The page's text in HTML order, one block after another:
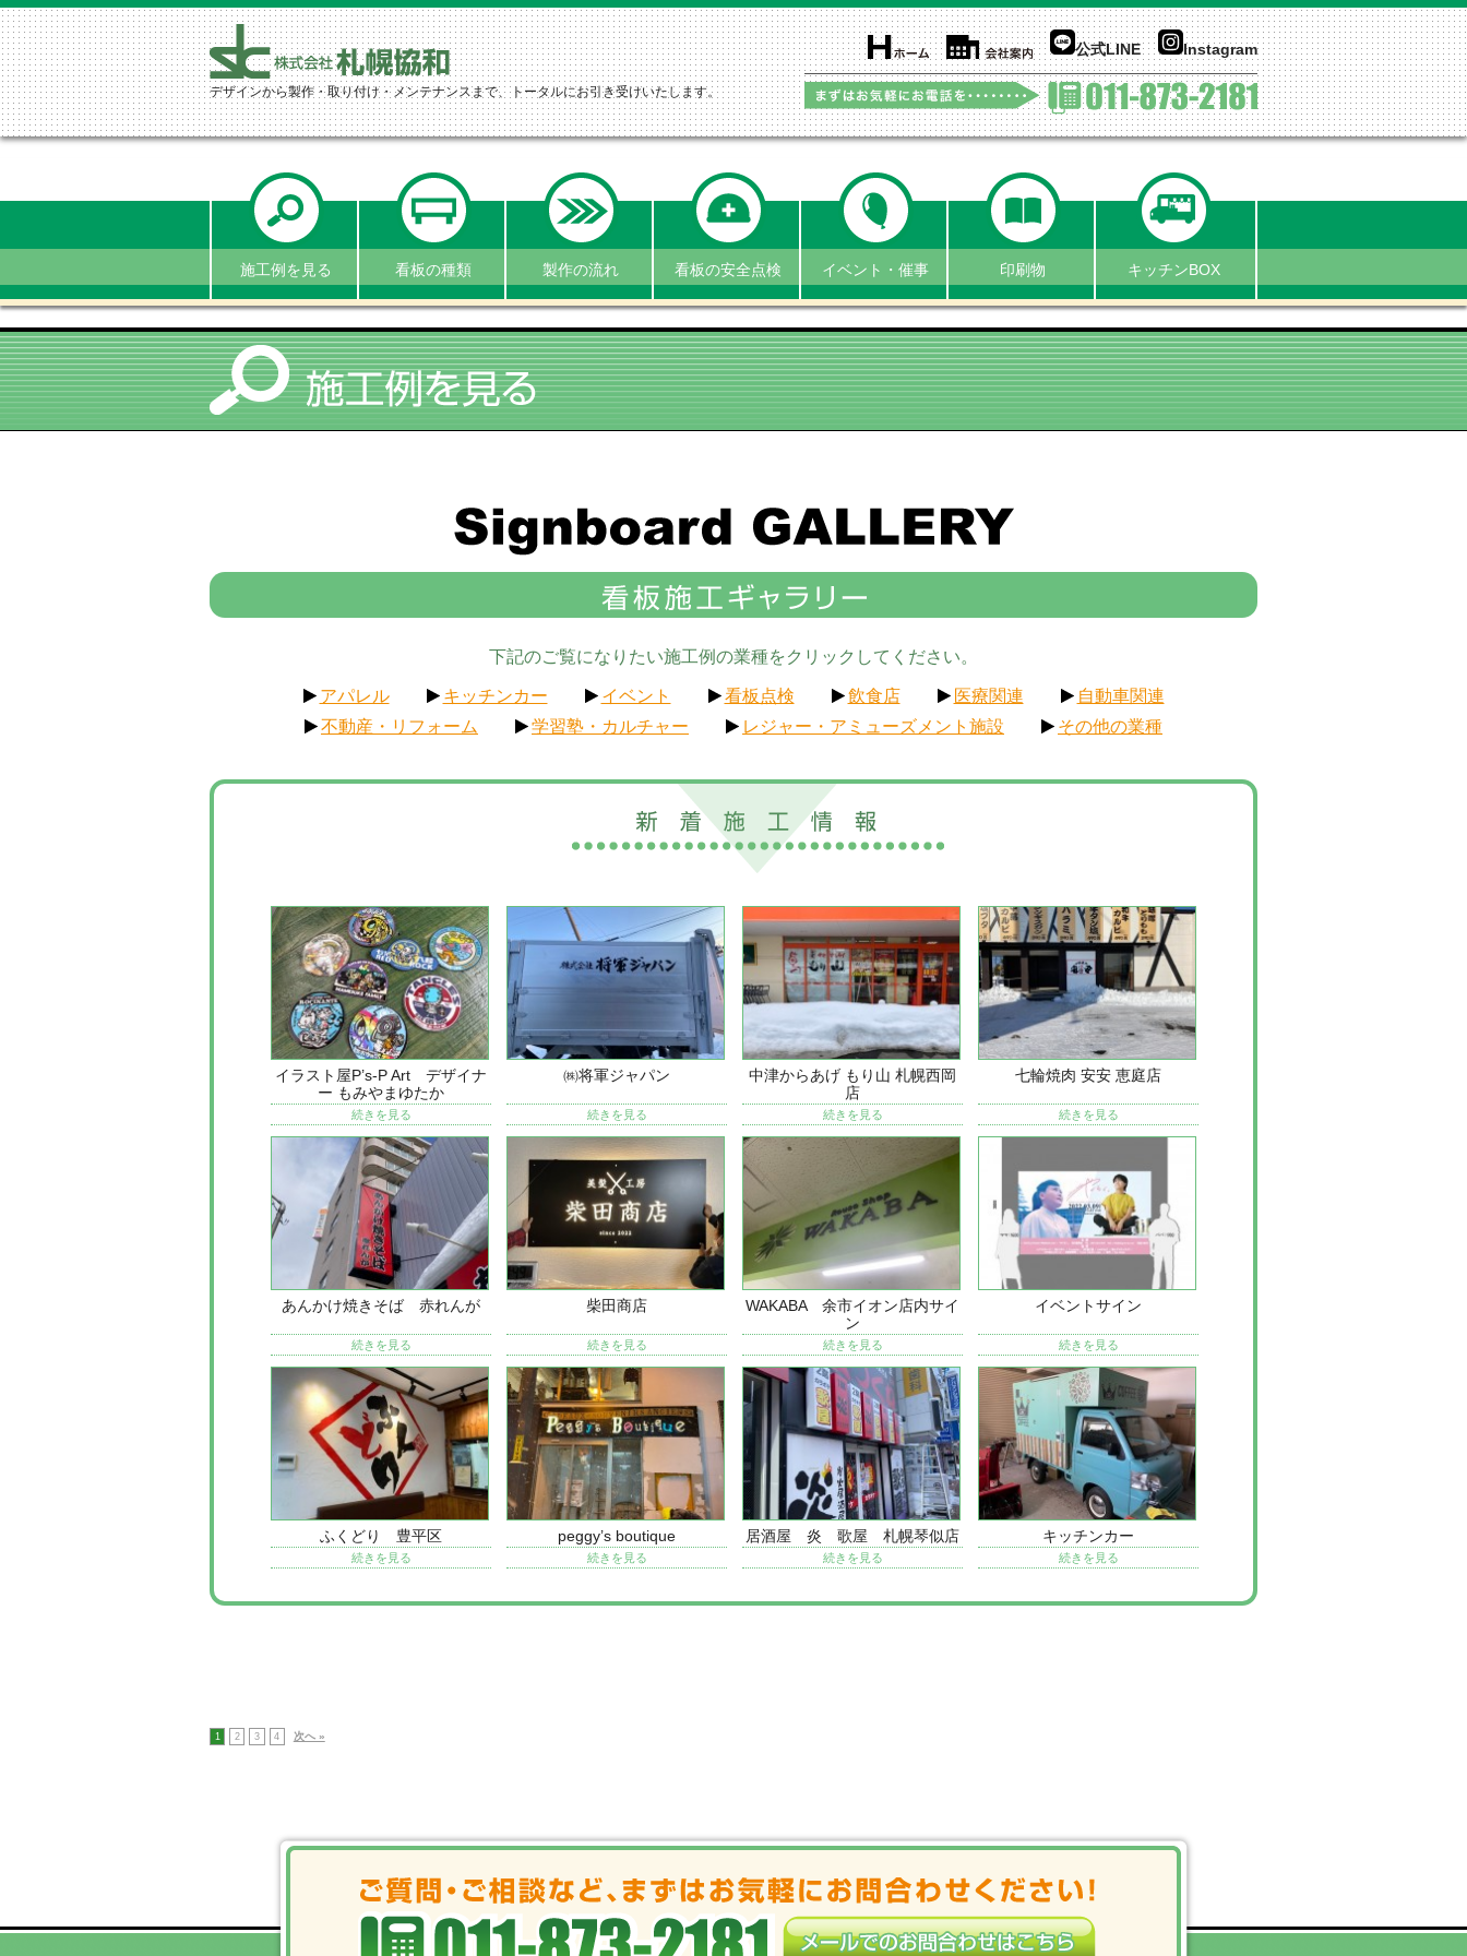
デザインから製作・取り付け・メンテナンスまで、トータルにお引き受けいたします。
Instagram
公式LINE
施工例を見る 看板の種類 製作の流れ 看板の安全点検 イベント・催事 印刷物 キッチンBOX
下記のご覧になりたい施工例の業種をクリックしてください。
アパレル キッチンカー イベント 看板点検 飲食店 医療関連
自動車関連
不動産・リフォーム
学習塾・カルチャー レジャー・アミューズメント施設 その他の業種
イラスト屋P’s-P Art デザイナ
ー もみやまゆたか
続きを見る
㈱将軍ジャパン
続きを見る
中津からあげ もり山 札幌西岡
店
続きを見る
七輪焼肉 安安 恵庭店
続きを見る
あんかけ焼きそば 赤れんが
続きを見る
柴田商店
続きを見る
WAKABA 余市イオン店内サイ
ン
続きを見る
イベントサイン
続きを見る
ふくどり 豊平区
続きを見る
peggy’s boutique
続きを見る
居酒屋 炎 歌屋 札幌琴似店
続きを見る
キッチンカー
続きを見る
1 2 3 4 次へ »